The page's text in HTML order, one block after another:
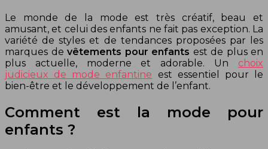
Le monde de la mode est très créatif, beau et
amusant, et celui des enfants ne fait pas exception. La
variété de styles et de tendances proposées par les
marques de vêtements pour enfants est de plus en
plus actuelle, moderne et adorable. Un choix
judicieux de mode enfantine est essentiel pour le
bien-être et le développement de l’enfant.
Comment est la mode pour
enfants ?